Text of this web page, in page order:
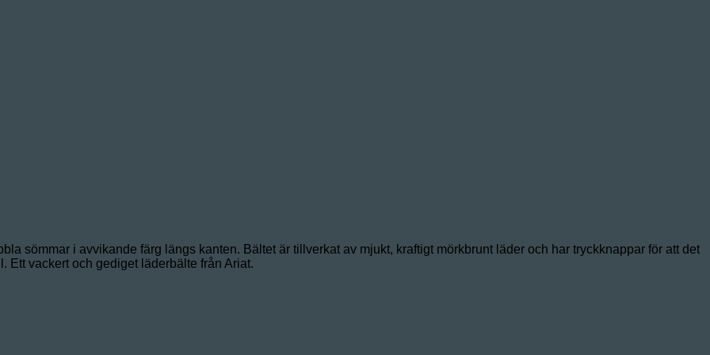
sömmar i avvikande färg längs kanten. Bältet är tillverkat av mjukt, kraftigt mörkbrunt läder och har tryckknappar för att det
Ett vackert och gediget läderbälte från Ariat.